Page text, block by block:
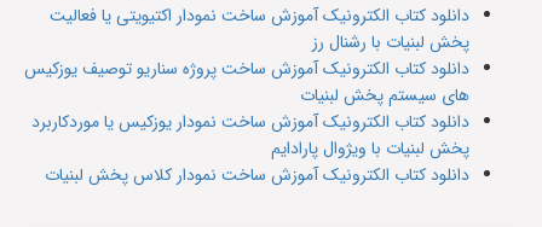
دانلود کتاب الکترونیک آموزش ساخت نمودار اکتیویتی یا فعالیت
پخش لبنیات با رشنال رز
دانلود کتاب الکترونیک آموزش ساخت پروژه سناریو توصیف یوزکیس
های سیستم پخش لبنیات
دانلود کتاب الکترونیک آموزش ساخت نمودار یوزکیس یا موردکاربرد
پخش لبنیات با ویژوال پارادایم
دانلود کتاب الکترونیک آموزش ساخت نمودار کلاس پخش لبنیات